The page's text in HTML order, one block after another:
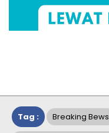
Tag : Breaking Bews